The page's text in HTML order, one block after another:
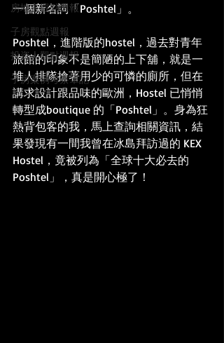
房地主觀點週報
子房觀點週報
投資人觀點週報
子房案例考察筆記
一個新名詞「Poshtel」。
Poshtel，進階版的hostel，過去對青年
旅館的印象不是簡陋的上下舖，就是一
堆人排隊搶著用少的可憐的廁所，但在
講求設計跟品味的歐洲，Hostel 已悄悄
轉型成boutique 的「Poshtel」。身為狂
熱背包客的我，馬上查詢相關資訊，結
果發現有一間我曾在冰島拜訪過的 KEX
Hostel，竟被列為「全球十大必去的
Poshtel」，真是開心極了！